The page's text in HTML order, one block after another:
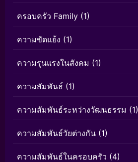
ครอบครัว Family (1)
ความขัดแย้ง (1)
ความรุนแรงในสังคม (1)
ความสัมพันธ์ (1)
ความสัมพันธ์ระหว่างวัฒนธรรม (1)
ความสัมพันธ์วัยต่างกัน (1)
ความสัมพันธ์ในครอบครัว (4)